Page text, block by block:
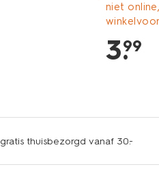
niet
3.
99
gratis thuisbezorgd vanaf 30.-